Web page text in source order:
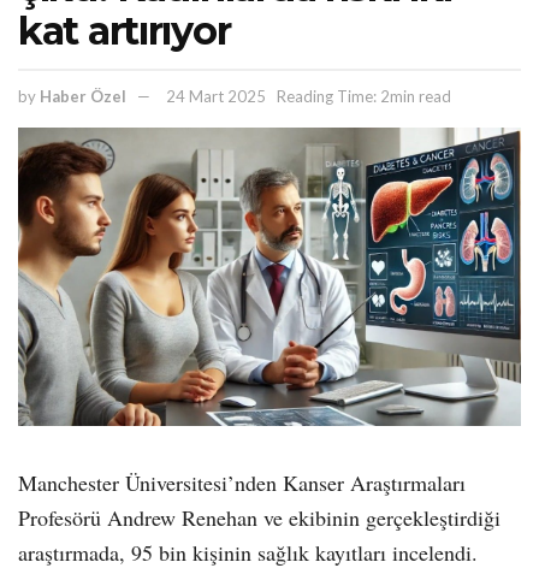
kat artırıyor
by Haber Özel 24 Mart 2025 Reading Time: 2min read
Manchester Üniversitesi’nden Kanser Araştırmaları
Profesörü Andrew Renehan ve ekibinin gerçekleştirdiği
araştırmada, 95 bin kişinin sağlık kayıtları incelendi.